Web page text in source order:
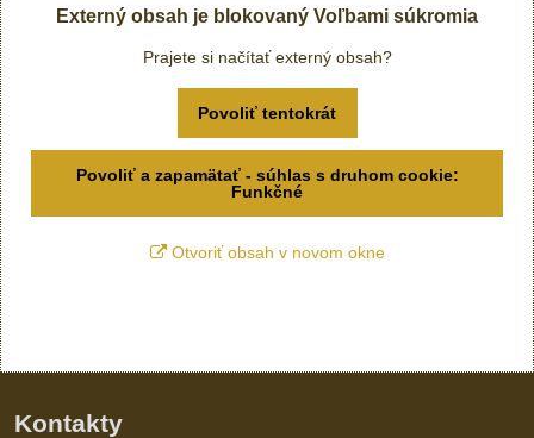
Externý obsah je blokovaný Voľbami súkromia
Prajete si načítať externý obsah?
Povoliť tentokrát
Povoliť a zapamätať - súhlas s druhom cookie:
Funkčné
Otvoriť obsah v novom okne
Kontakty